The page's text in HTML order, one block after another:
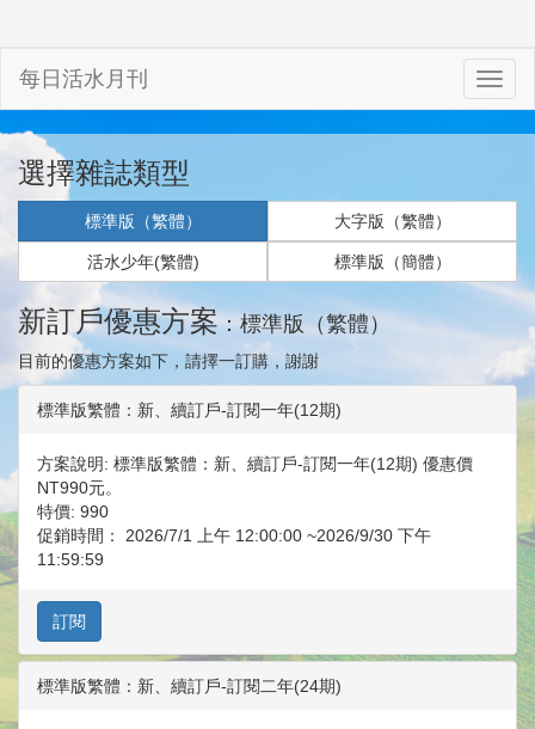
每日活水月刊
選擇雜誌類型
新訂戶優惠方案：標準版（繁體）
目前的優惠方案如下，請擇一訂購，謝謝
標準版繁體：新、續訂戶-訂閱一年(12期)
方案說明: 標準版繁體：新、續訂戶-訂閱一年(12期) 優惠價
NT990元。
特價: 990
促銷時間： 2026/7/1 上午 12:00:00 ~2026/9/30 下午
11:59:59
標準版繁體：新、續訂戶-訂閱二年(24期)